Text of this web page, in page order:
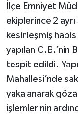
İlçe Emniyet
ekiplerince 2
kesinleşmiş
yapılan C.B.’nin
tespit edildi.
Mahallesi’nde
yakalanarak
işlemlerinin